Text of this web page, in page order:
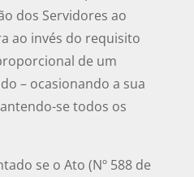
dos Servidores ao
ao invés do requisito
de um
– ocasionando a sua
se todos os
se o Ato (Nº 588 de